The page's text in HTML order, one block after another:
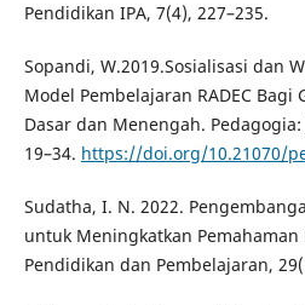
Pendidikan IPA, 7(4), 227–235.
Sopandi, W.2019.Sosialisasi dan
Model Pembelajaran RADEC
Dasar dan Menengah.
19–34. https://doi.org/10.21070/
Sudatha, I. N. 2022.
untuk Meningkatkan Pemahaman
Pendidikan dan Pembelajaran,